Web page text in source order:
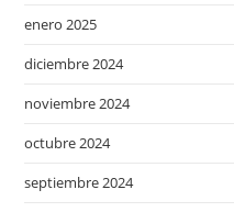
enero 2025
diciembre 2024
noviembre 2024
octubre 2024
septiembre 2024